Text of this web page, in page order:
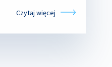
Czytaj więcej